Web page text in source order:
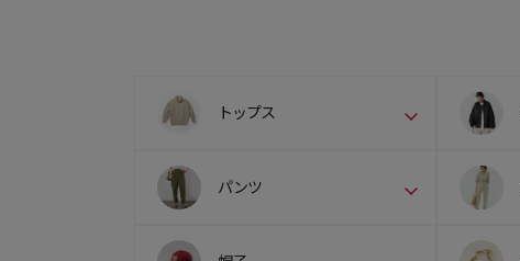
トップス
パンツ